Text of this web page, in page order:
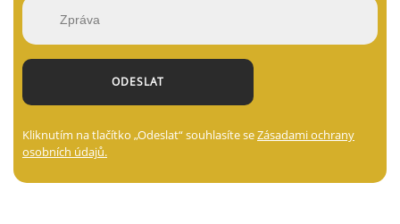
Kliknutím na tlačítko „Odeslat“ souhlasíte seZásadami ochrany
osobních údajů.